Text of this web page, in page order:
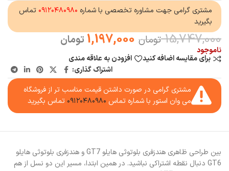
مشتری گرامی جهت مشاوره تخصصی با شماره ۰۹۱۲۰۴۸۰۹۸۰ تماس
بگیرید
15,747,000 تومان 1,197,000 تومان
ناموجود
برای مقایسه اضافه کنید
افزودن به علاقه مندی
اشتراک گذاری:
مشتری گرامی در صورت داشتن قیمت مناسب تر از فروشگاه
می وان استور با شماره تماس ۰۹۱۲۰۴۸۰۹۸۰ تماس بگیرید
بین طراحی ظاهری هندزفری بلوتوثی هایلو GT7 و هندزفری بلوتوثی هایلو
GT6 دنبال نقطه اشتراکی نباشید. در همین ابتدا، مسیر این دو نسل از هم